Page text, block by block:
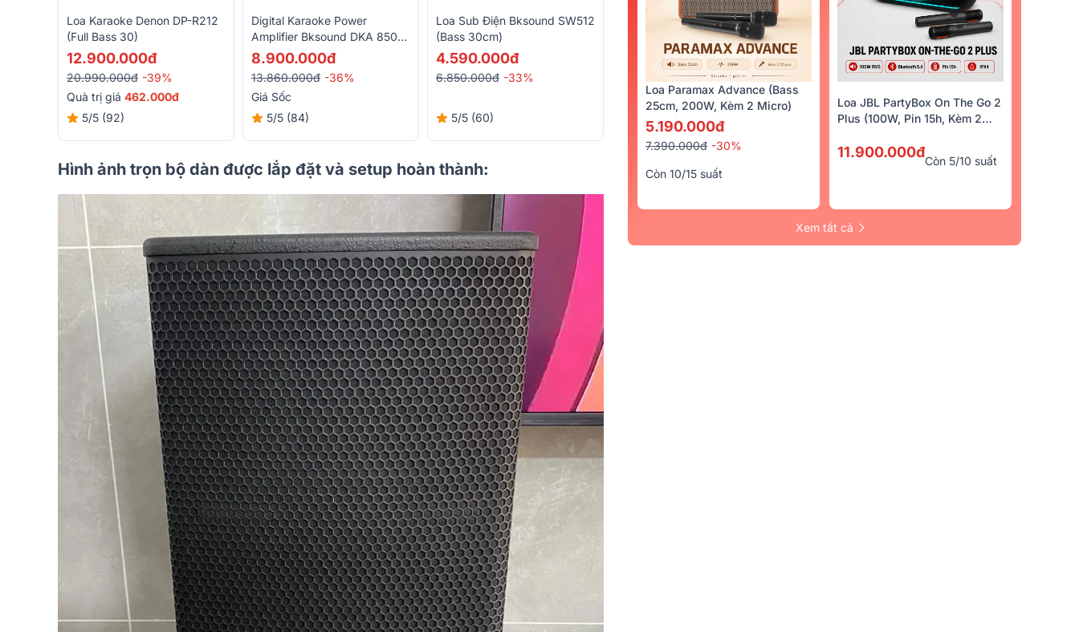
Loa Karaoke Denon DP-R212
(Full Bass 30)
12.900.000đ
20.990.000đ -39%
Quà trị giá 462.000đ
5/5 (92)
Digital Karaoke Power
Amplifier Bksound DKA 8500
(2 Kênh, 750W, Kèm Micro
Không Dây)
8.900.000đ
13.860.000đ -36%
Giá Sốc
5/5 (84)
Loa Sub Điện Bksound SW512
(Bass 30cm)
4.590.000đ
6.850.000đ -33%
5/5 (60)
Hình ảnh trọn bộ dàn được lắp đặt và setup hoàn thành:
Loa Paramax Advance (Bass
25cm, 200W, Kèm 2 Micro)
5.190.000đ
7.390.000đ -30%
Còn 10/15 suất
Loa JBL PartyBox On The Go 2
Plus (100W, Pin 15h, Kèm 2
11.900.000đ
Còn 5/10 suất
Xem tất cả